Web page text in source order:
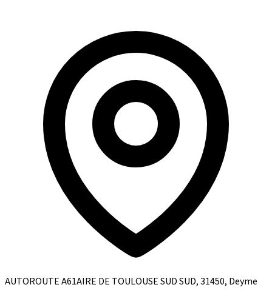
AUTOROUTE A61AIRE DE TOULOUSE SUD SUD, 31450, Deyme